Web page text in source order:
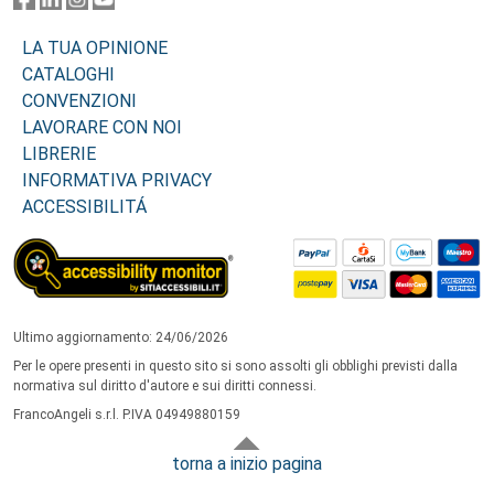
LA TUA OPINIONE
CATALOGHI
CONVENZIONI
LAVORARE CON NOI
LIBRERIE
INFORMATIVA PRIVACY
ACCESSIBILITÁ
Ultimo aggiornamento: 24/06/2026
Per le opere presenti in questo sito si sono assolti gli obblighi previsti dalla
normativa sul diritto d'autore e sui diritti connessi.
FrancoAngeli s.r.l. P.IVA 04949880159
torna a inizio pagina